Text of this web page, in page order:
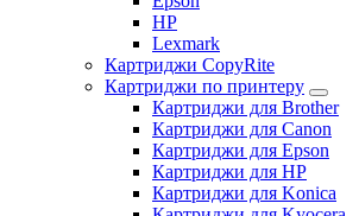
HP
Lexmark
Картриджи CopyRite
Картриджи по принтеру
Картриджи для Brother
Картриджи для Canon
Картриджи для Epson
Картриджи для HP
Картриджи для Konica